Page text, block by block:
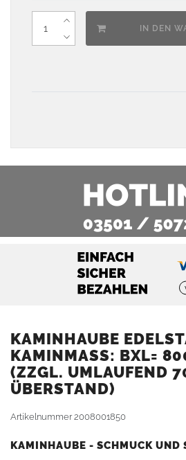
IN DEN
KAMINHAUBE
KAMINMASS: BXL=
ZZGL. UMLAUFEND
BERSTAND)
Artikelnummer2008001850
KAMINHAUBE - SCHMUCK UND